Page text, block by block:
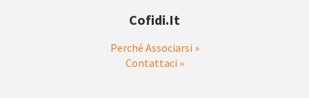
Cofidi.it
Perché Associarsi »
Contattaci »